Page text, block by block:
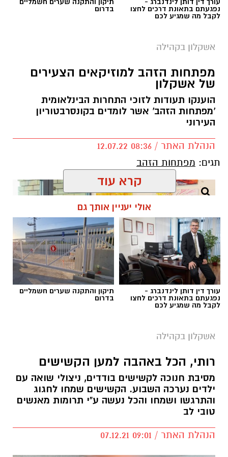
נפגעתם בתאונת דרכים לחצו
לקבל מה שמגיע לכם
בדרום
אשקלון בקהילה
מפתחות הזהב למוזיקאים הצעירים
של אשקלון
הוענקו תעודות לזוכי התחרות הבינלאומית
'מפתחות הזהב' אשר לומדים בקונסרבטוריון
העירוני
הנהלת האתר / 08:36 12.07.22
תגים: מפתחות הזהב
צילום אדי ישראל
הוענקו לחמישה תלמידי הקונסרבטוריון העירוני של
אשקלון תעודות הוקרה על זכייתם בתחרות
'מפתחות הזהב'.
בהענקת התעודות נכחו ראש העיר, תומר גלאם,
ממלאת מקום ראש העיר, סופה ביילין, מנכ"לית
החברה העירונית, רונית מצליח, מנהל
קרא עוד
אולי יעניין אותך גם
עורך דין דותן לינדנברג -
נפגעתם בתאונת דרכים לחצו
לקבל מה שמגיע לכם
תיקון והתקנה שערים חשמליים
בדרום
אשקלון בקהילה
רותי, הכל באהבה למען הקשישים
מסיבת חנוכה לקשישים בודדים, ניצולי שואה עם
ילדים נערכה השבוע. הקשישים שמחו לחגוג
והתרגשו ושמחו והכל נעשה ע"י תרומות מאנשים
טובי לב
הנהלת האתר / 09:01 07.12.21